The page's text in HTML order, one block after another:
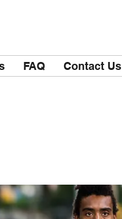
FAQ Contact Us